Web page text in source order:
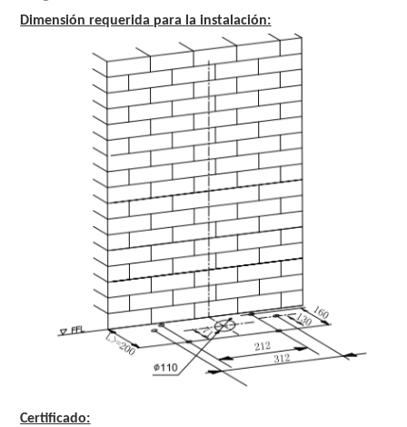
Dimensión requerida para la instalación:
Certificado: